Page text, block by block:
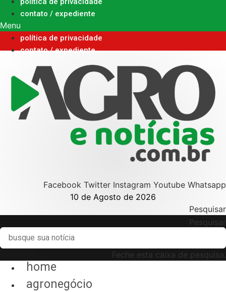
para
o
conteúdo
contato / expediente
Menu
política de privacidade
contato / expediente
Facebook Twitter Instagram Youtube Whatsapp
10 de Agosto de 2026
Pesquisar
Pesquisar
Feche esta caixa de pesquisa.
home
agronegócio